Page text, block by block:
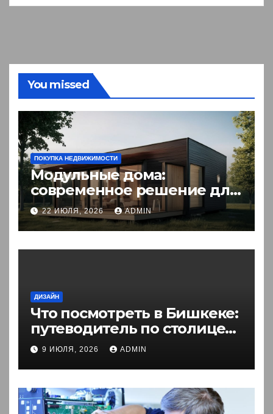
You missed
ПОКУПКА НЕДВИЖИМОСТИ
Модульные дома:
современное решение для
комфортного житья
22 ИЮЛЯ, 2026 ADMIN
ДИЗАЙН
Что посмотреть в Бишкеке:
путеводитель по столице
Кыргызстана
9 ИЮЛЯ, 2026 ADMIN